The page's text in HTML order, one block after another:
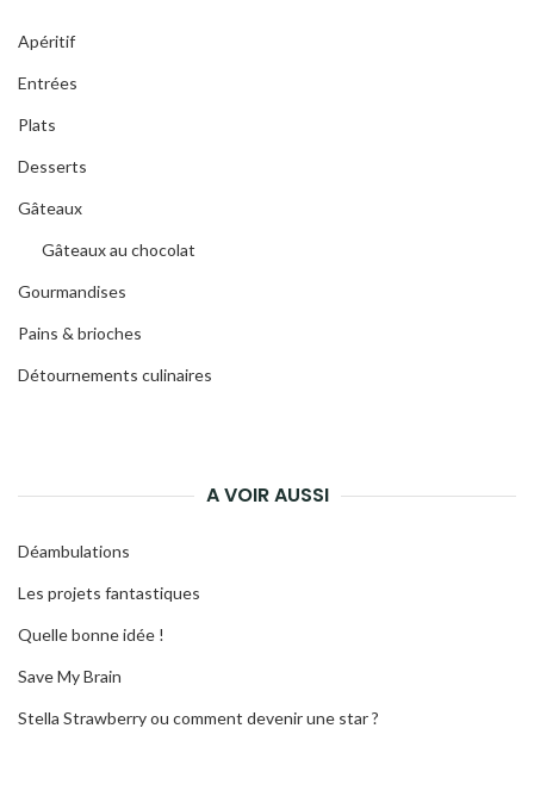
Apéritif
Entrées
Plats
Desserts
Gâteaux
Gâteaux au chocolat
Gourmandises
Pains & brioches
Détournements culinaires
A VOIR AUSSI
Déambulations
Les projets fantastiques
Quelle bonne idée !
Save My Brain
Stella Strawberry ou comment devenir une star ?